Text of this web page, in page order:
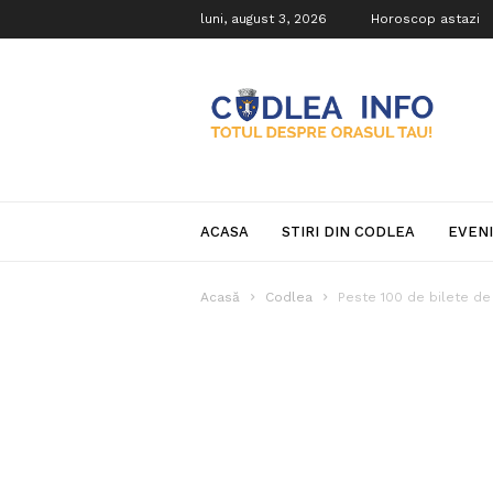
luni, august 3, 2026 Horoscop astazi
Info
ACASA STIRI DIN CODLEA
Acasă Codlea Peste 100 de bilete